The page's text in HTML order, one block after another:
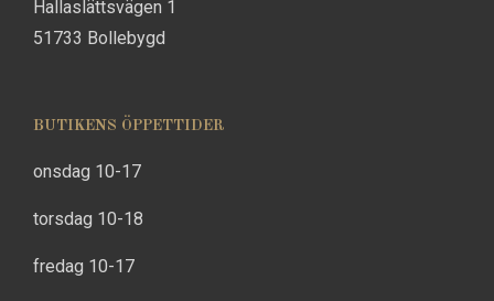
Hallaslättsvägen 1
51733 Bollebygd
BUTIKENS ÖPPETTIDER
onsdag 10-17
torsdag 10-18
fredag 10-17